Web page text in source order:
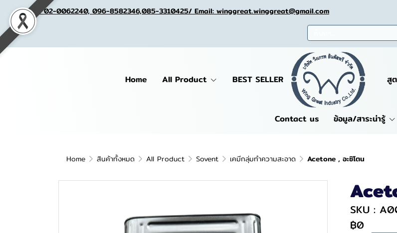
Tel. 02-0062240, 096-8582346,085-3310425/ Email: winggreat.winggreat@gmail.com
Home All Product BEST SELLER สู
Contact us ข้อมูล/สาระน่ารู้
Home สินค้าทั้งหมด All Product Sovent เคมีกลุ่มทำความสะอาด Acetone , อะซิโตน
SKU :
฿0